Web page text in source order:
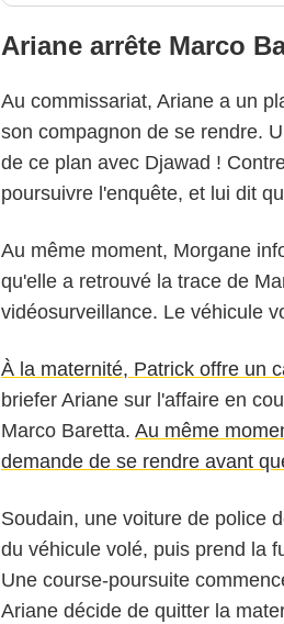
Ariane arrête Marco
Au commissariat, Ariane a un
son compagnon de se rendre.
de ce plan avec Djawad !
poursuivre l'enquête, et lui dit
Au même moment, Morgane
qu'elle a retrouvé la trace de
vidéosurveillance. Le véhicule
À la maternité, Patrick offre un
briefer Ariane sur l'affaire en
Marco Baretta. Au même
demande de se rendre avant
Soudain, une voiture de police
du véhicule volé, puis prend la
Une course-poursuite
Ariane décide de quitter la